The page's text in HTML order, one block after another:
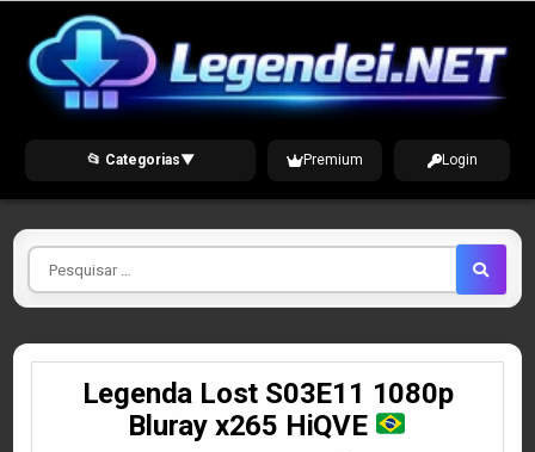
content
📂 Categorias▼ Premium Login
Pesquisar
por
Legenda Lost S03E11 1080p
Bluray x265 HiQVE